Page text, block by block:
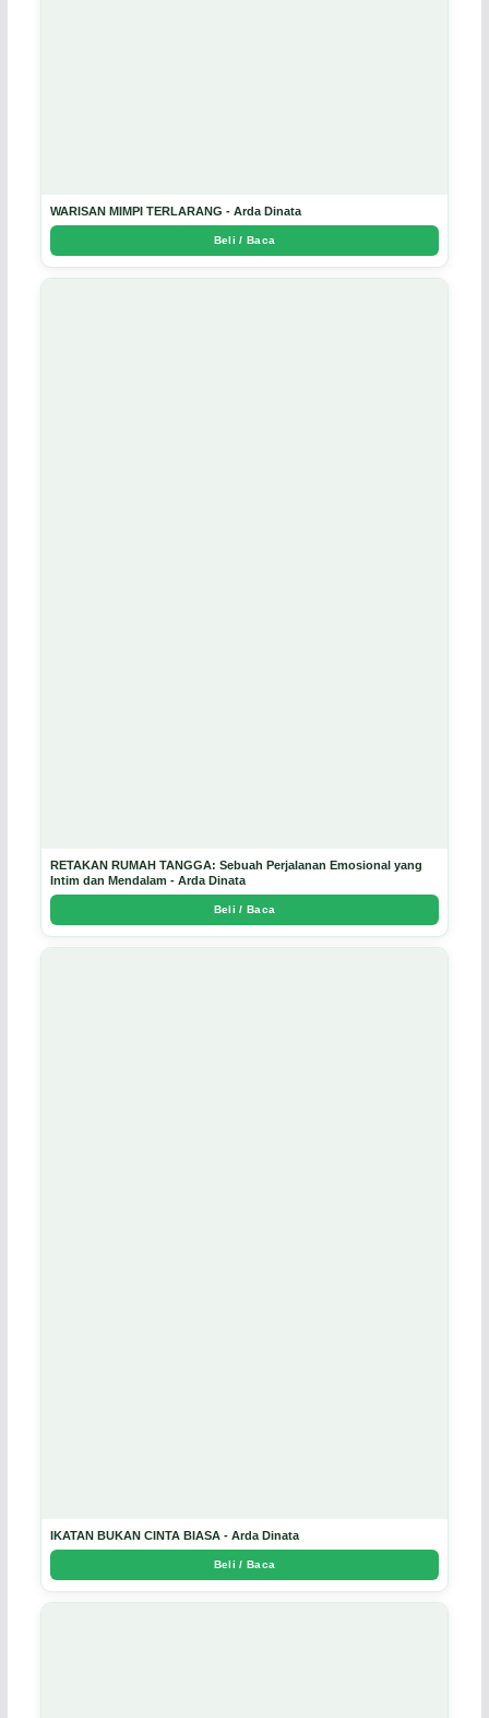
WARISAN MIMPI TERLARANG - Arda Dinata
Beli / Baca
RETAKAN RUMAH TANGGA: Sebuah Perjalanan Emosional yang
Intim dan Mendalam - Arda Dinata
Beli / Baca
IKATAN BUKAN CINTA BIASA - Arda Dinata
Beli / Baca